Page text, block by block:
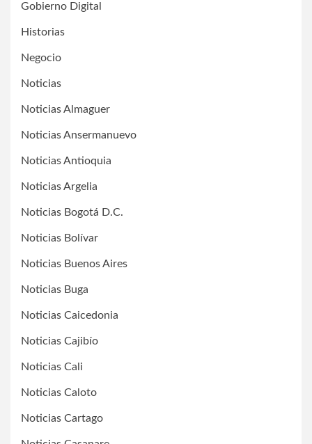
Gobierno Digital
Historias
Negocio
Noticias
Noticias Almaguer
Noticias Ansermanuevo
Noticias Antioquia
Noticias Argelia
Noticias Bogotá D.C.
Noticias Bolívar
Noticias Buenos Aires
Noticias Buga
Noticias Caicedonia
Noticias Cajibío
Noticias Cali
Noticias Caloto
Noticias Cartago